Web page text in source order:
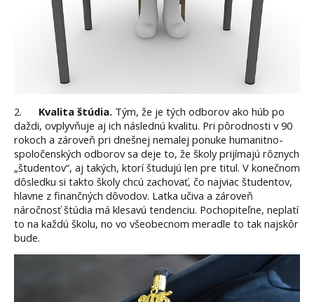
2. Kvalita štúdia. Tým, že je tých odborov ako húb po
daždi, ovplyvňuje aj ich následnú kvalitu. Pri pôrodnosti v 90
rokoch a zároveň pri dnešnej nemalej ponuke humanitno-
spoločenských odborov sa deje to, že školy prijímajú rôznych
„študentov“, aj takých, ktorí študujú len pre titul. V konečnom
dôsledku si takto školy chcú zachovať, čo najviac študentov,
hlavne z finančných dôvodov. Latka učiva a zároveň
náročnosť štúdia má klesavú tendenciu. Pochopiteľne, neplatí
to na každú školu, no vo všeobecnom meradle to tak najskôr
bude.